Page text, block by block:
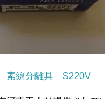
素線分離具 S220V